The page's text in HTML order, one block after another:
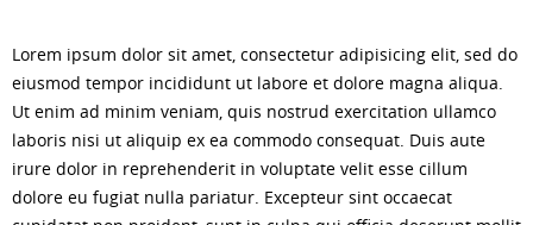
Lorem ipsum dolor sit amet, consectetur adipisicing elit, sed do
eiusmod tempor incididunt ut labore et dolore magna aliqua.
Ut enim ad minim veniam, quis nostrud exercitation ullamco
laboris nisi ut aliquip ex ea commodo consequat. Duis aute
irure dolor in reprehenderit in voluptate velit esse cillum
dolore eu fugiat nulla pariatur. Excepteur sint occaecat